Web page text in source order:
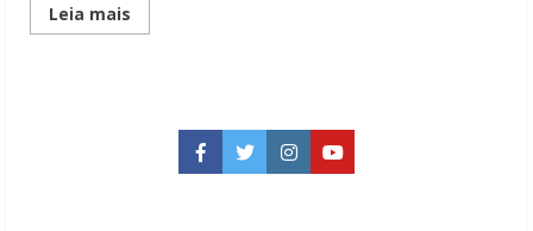
Leia mais
more
pena?
sincera
Facebook
TwitterInstagramYouTube